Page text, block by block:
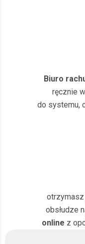
Biuro
ręcznie
do systemu,
otrzymasz
obsłudze
online z